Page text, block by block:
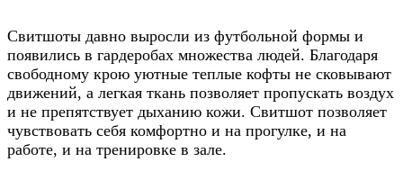
Свитшоты давно выросли из футбольной формы и
появились в гардеробах множества людей. Благодаря
свободному крою уютные теплые кофты не сковывают
движений, а легкая ткань позволяет пропускать воздух
и не препятствует дыханию кожи. Свитшот позволяет
чувствовать себя комфортно и на прогулке, и на
работе, и на тренировке в зале.